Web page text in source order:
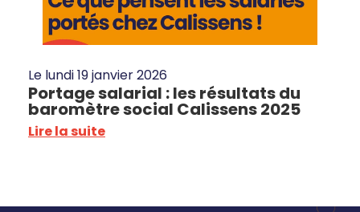
Le lundi 19 janvier 2026
Portage salarial : les résultats du
baromètre social Calissens 2025
Lire la suite